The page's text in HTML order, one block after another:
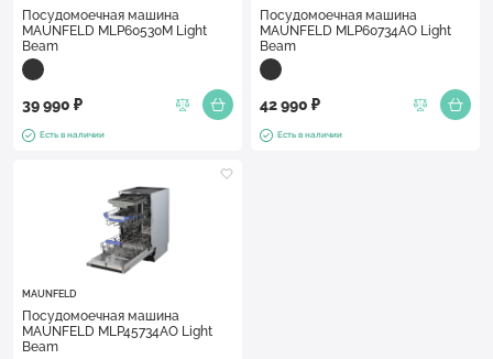
Посудомоечная машина
MAUNFELD MLP60530M Light
Beam
39 990 ₽
Есть в наличии
Посудомоечная машина
MAUNFELD MLP60734AO Light
Beam
42 990 ₽
Есть в наличии
MAUNFELD
Посудомоечная машина
MAUNFELD MLP45734AO Light
Beam